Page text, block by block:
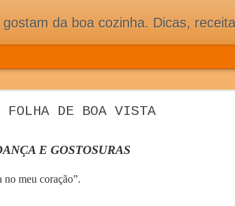
FOLHA DE BOA VISTA
E GOSTOSURAS
no meu coração”.
e viagens do Caburaí ao Chuí. Vou adorar tê-los na minha cozinha acima do
CIÊNCIA E COZINHA
PAÍSES ASSOCIADOS